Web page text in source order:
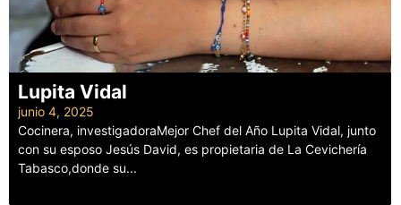
Lupita Vidal
junio 4, 2025
Cocinera, investigadoraMejor Chef del Año Lupita Vidal, junto
con su esposo Jesús David, es propietaria de La Cevichería
Tabasco,donde su...